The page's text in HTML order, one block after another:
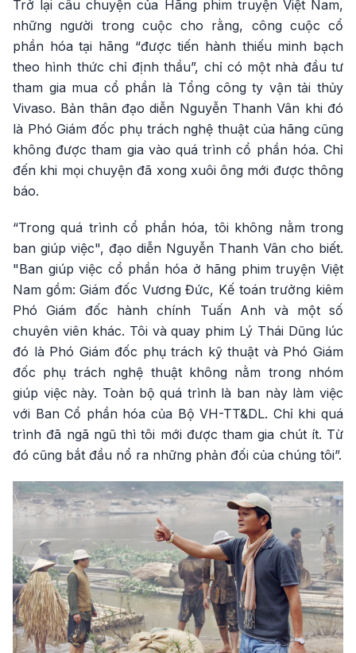
Trở lại câu chuyện của Hãng phim truyện Việt Nam,
những người trong cuộc cho rằng, công cuộc cổ
phần hóa tại hãng “được tiến hành thiếu minh bạch
theo hình thức chỉ định thầu”, chỉ có một nhà đầu tư
tham gia mua cổ phần là Tổng công ty vận tải thủy
Vivaso. Bản thân đạo diễn Nguyễn Thanh Vân khi đó
là Phó Giám đốc phụ trách nghệ thuật của hãng cũng
không được tham gia vào quá trình cổ phần hóa. Chỉ
đến khi mọi chuyện đã xong xuôi ông mới được thông
báo.
“Trong quá trình cổ phần hóa, tôi không nằm trong
ban giúp việc", đạo diễn Nguyễn Thanh Vân cho biết.
"Ban giúp việc cổ phần hóa ở hãng phim truyện Việt
Nam gồm: Giám đốc Vương Đức, Kế toán trưởng kiêm
Phó Giám đốc hành chính Tuấn Anh và một số
chuyên viên khác. Tôi và quay phim Lý Thái Dũng lúc
đó là Phó Giám đốc phụ trách kỹ thuật và Phó Giám
đốc phụ trách nghệ thuật không nằm trong nhóm
giúp việc này. Toàn bộ quá trình là ban này làm việc
với Ban Cổ phần hóa của Bộ VH-TT&DL. Chỉ khi quá
trình đã ngã ngũ thì tôi mới được tham gia chút ít. Từ
đó cũng bắt đầu nổ ra những phản đối của chúng tôi”.